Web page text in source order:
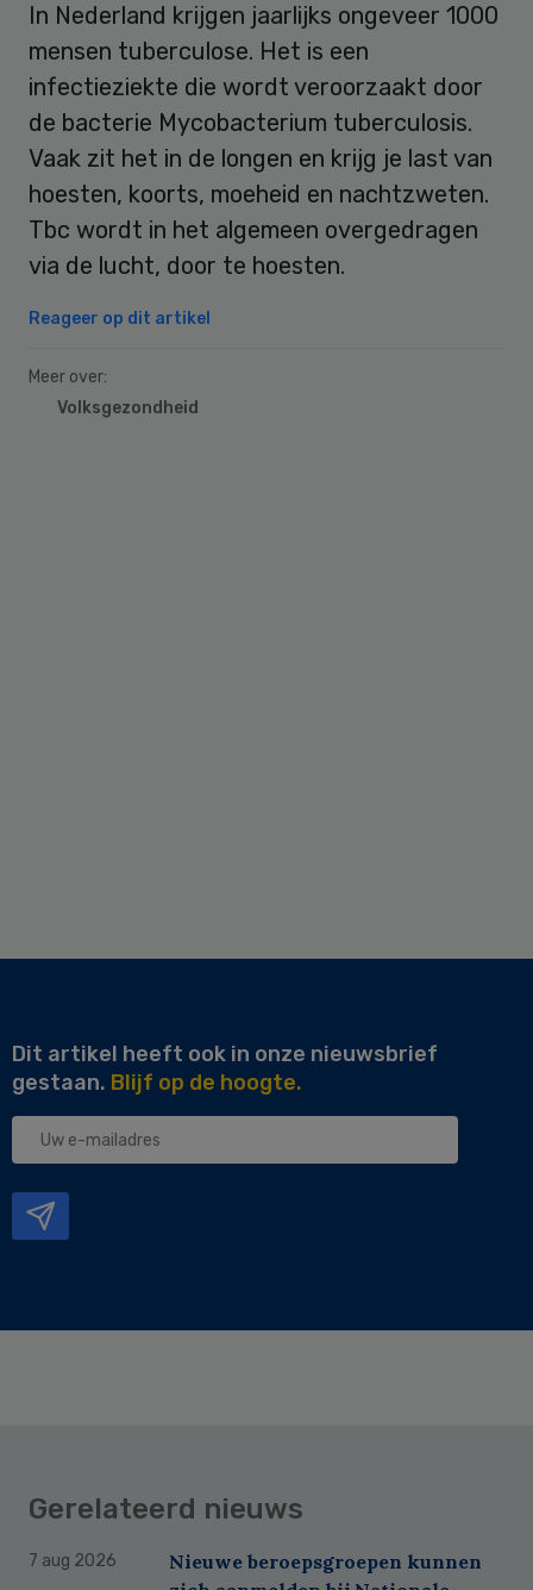
In Nederland krijgen jaarlijks ongeveer 1000
mensen tuberculose. Het is een
infectieziekte die wordt veroorzaakt door
de bacterie Mycobacterium tuberculosis.
Vaak zit het in de longen en krijg je last van
hoesten, koorts, moeheid en nachtzweten.
Tbc wordt in het algemeen overgedragen
via de lucht, door te hoesten.
Reageer op dit artikel
Meer over:
Volksgezondheid
Dit artikel heeft ook in onze nieuwsbrief
gestaan. Blijf op de hoogte.
Uw
Gerelateerd nieuws
7 aug 2026
Nieuwe beroepsgroepen kunnen